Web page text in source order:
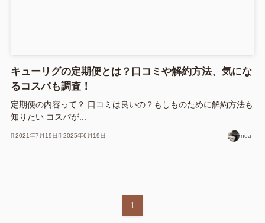
キューリグの定期便とは？口コミや解約方法、気にな
るコスパも調査！
定期便の内容って？ 口コミは良いの？もしものために解約方法も
知りたい コスパが...
2021年7月19日 2025年6月19日 noa
1